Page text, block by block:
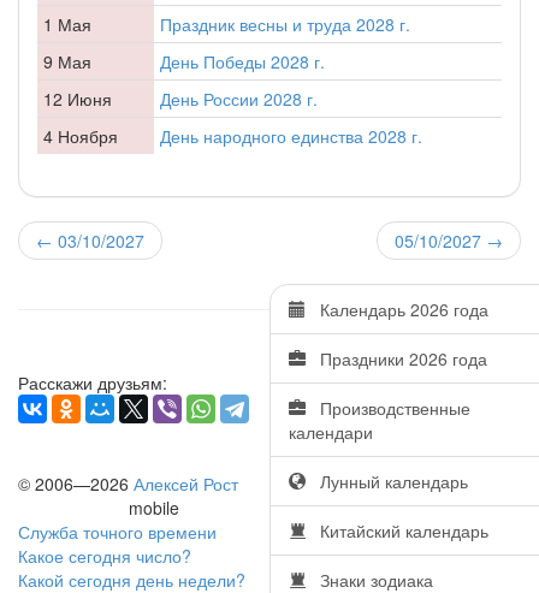
1 Мая
Праздник весны и труда 2028 г.
9 Мая
День Победы 2028 г.
12 Июня
День России 2028 г.
4 Ноября
День народного единства 2028 г.
← 03/10/2027 05/10/2027 →
Календарь 2026 года
Праздники 2026 года
Производственные
календари
Лунный календарь
Китайский календарь
Знаки зодиака
Расскажи друзьям:
© 2006—2026 Алексей Рост
mobile
Служба точного времени
Какое сегодня число?
Какой сегодня день недели?